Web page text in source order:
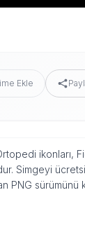
Ekle
ikonları,
Simgeyi
PNG sürümünü